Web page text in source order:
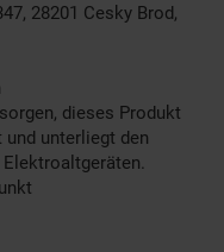
28201 Cesky Brod,
dieses Produkt
unterliegt den